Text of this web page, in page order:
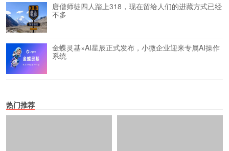
唐僧师徒四人踏上318，现在留给人们的进藏方式已经
不多
​金蝶灵基×AI星辰正式发布，小微企业迎来专属AI操作
系统
热门推荐